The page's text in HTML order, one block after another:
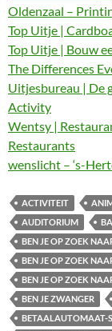
Oldenzaal –
Top Uitje |
Top Uitje | Bouw
The Differences
Uitjesbureau | De
Activity
Wentsy |
Restaurants
wenslicht – ‘s-
ACTIVITEIT
AUDITORIUM
BEN JE OP ZOEK
BEN JE OP ZOEK
BEN JE OP ZOEK
BEN JE ZWANGER
BETAALAUTOMAAT-